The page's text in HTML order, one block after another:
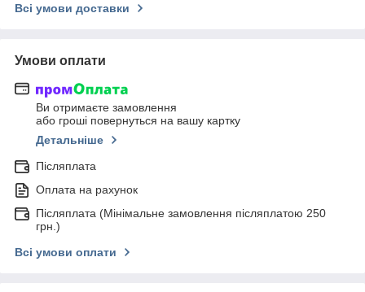
Всі умови доставки
Умови оплати
Ви отримаєте замовлення
або гроші повернуться на вашу картку
Детальніше
Післяплата
Оплата на рахунок
Післяплата (Мінімальне замовлення післяплатою 250
грн.)
Всі умови оплати